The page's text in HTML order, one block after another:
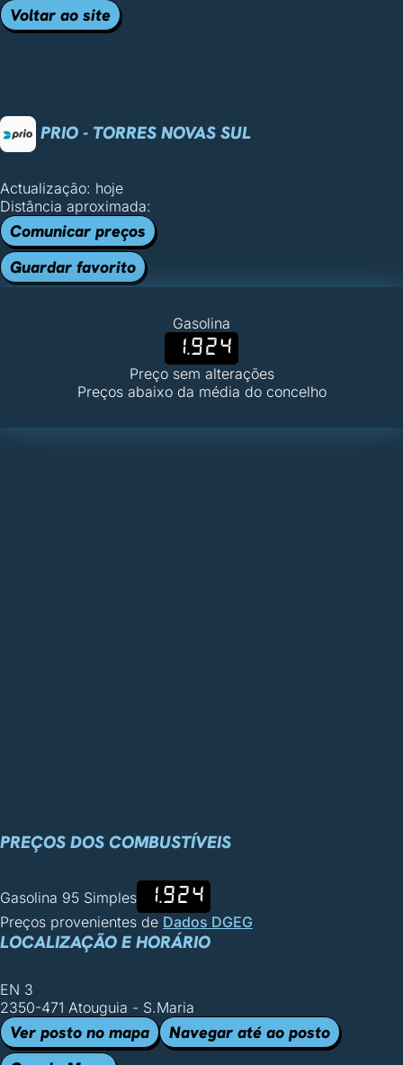
Voltar ao site
PRIO - TORRES NOVAS SUL
Actualização: hoje
Distância aproximada:
Comunicar preços
Guardar favorito
Gasolina
1.924
Preço sem alterações
Preços abaixo da média do concelho
PREÇOS DOS COMBUSTÍVEIS
Gasolina 95 Simples 1.924
Preços provenientes de Dados DGEG
LOCALIZAÇÃO E HORÁRIO
EN 3
2350-471 Atouguia - S.Maria
Ver posto no mapa
Navegar até ao posto